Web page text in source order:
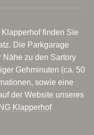
finden Sie
Die Parkgarage
Nähe zu den Sartory
Gehminuten (ca. 50
sowie eine
der Website unseres
Klapperhof